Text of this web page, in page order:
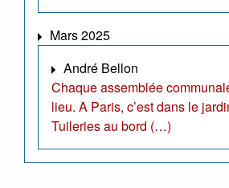
Mars 2025
André Bellon
Chaque assemblée
lieu. A Paris, c’est dans le
Tuileries au bord (…)